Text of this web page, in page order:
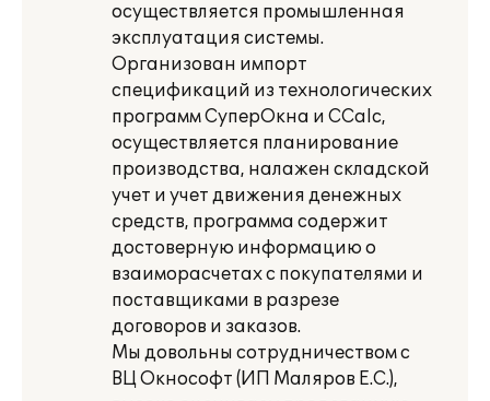
осуществляется промышленная
эксплуатация системы.
Организован импорт
спецификаций из технологических
программ СуперОкна и CCalc,
осуществляется планирование
производства, налажен складской
учет и учет движения денежных
средств, программа содержит
достоверную информацию о
взаиморасчетах с покупателями и
поставщиками в разрезе
договоров и заказов.
Мы довольны сотрудничеством с
ВЦ Окнософт (ИП Маляров Е.С.),